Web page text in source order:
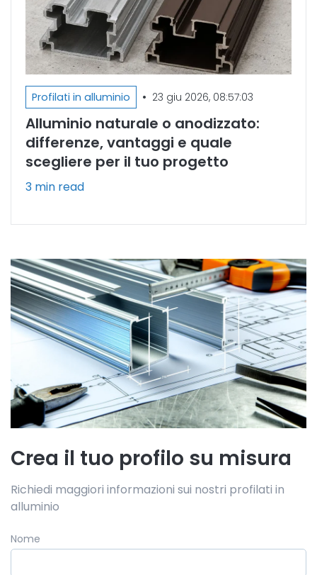
Profilati in alluminio • 23 giu 2026, 08:57:03
Alluminio naturale o anodizzato:
differenze, vantaggi e quale
scegliere per il tuo progetto
3 min read
Crea il tuo profilo su misura
Richiedi maggiori informazioni sui nostri profilati in
alluminio
Nome